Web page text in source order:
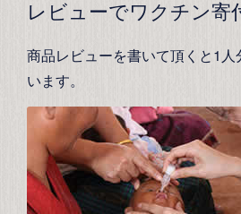
レビューでワクチン寄
商品レビューを書いて頂くと1
います。